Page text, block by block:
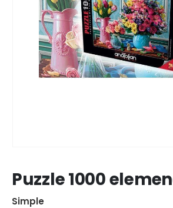
Puzzle 1000
Simple